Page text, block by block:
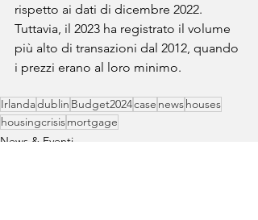
rispetto ai dati di dicembre 2022.
Tuttavia, il 2023 ha registrato il volume
più alto di transazioni dal 2012, quando
i prezzi erano al loro minimo.
Irlandadublin Budget2024case newshouses
housingcrisismortgage
News & Eventi